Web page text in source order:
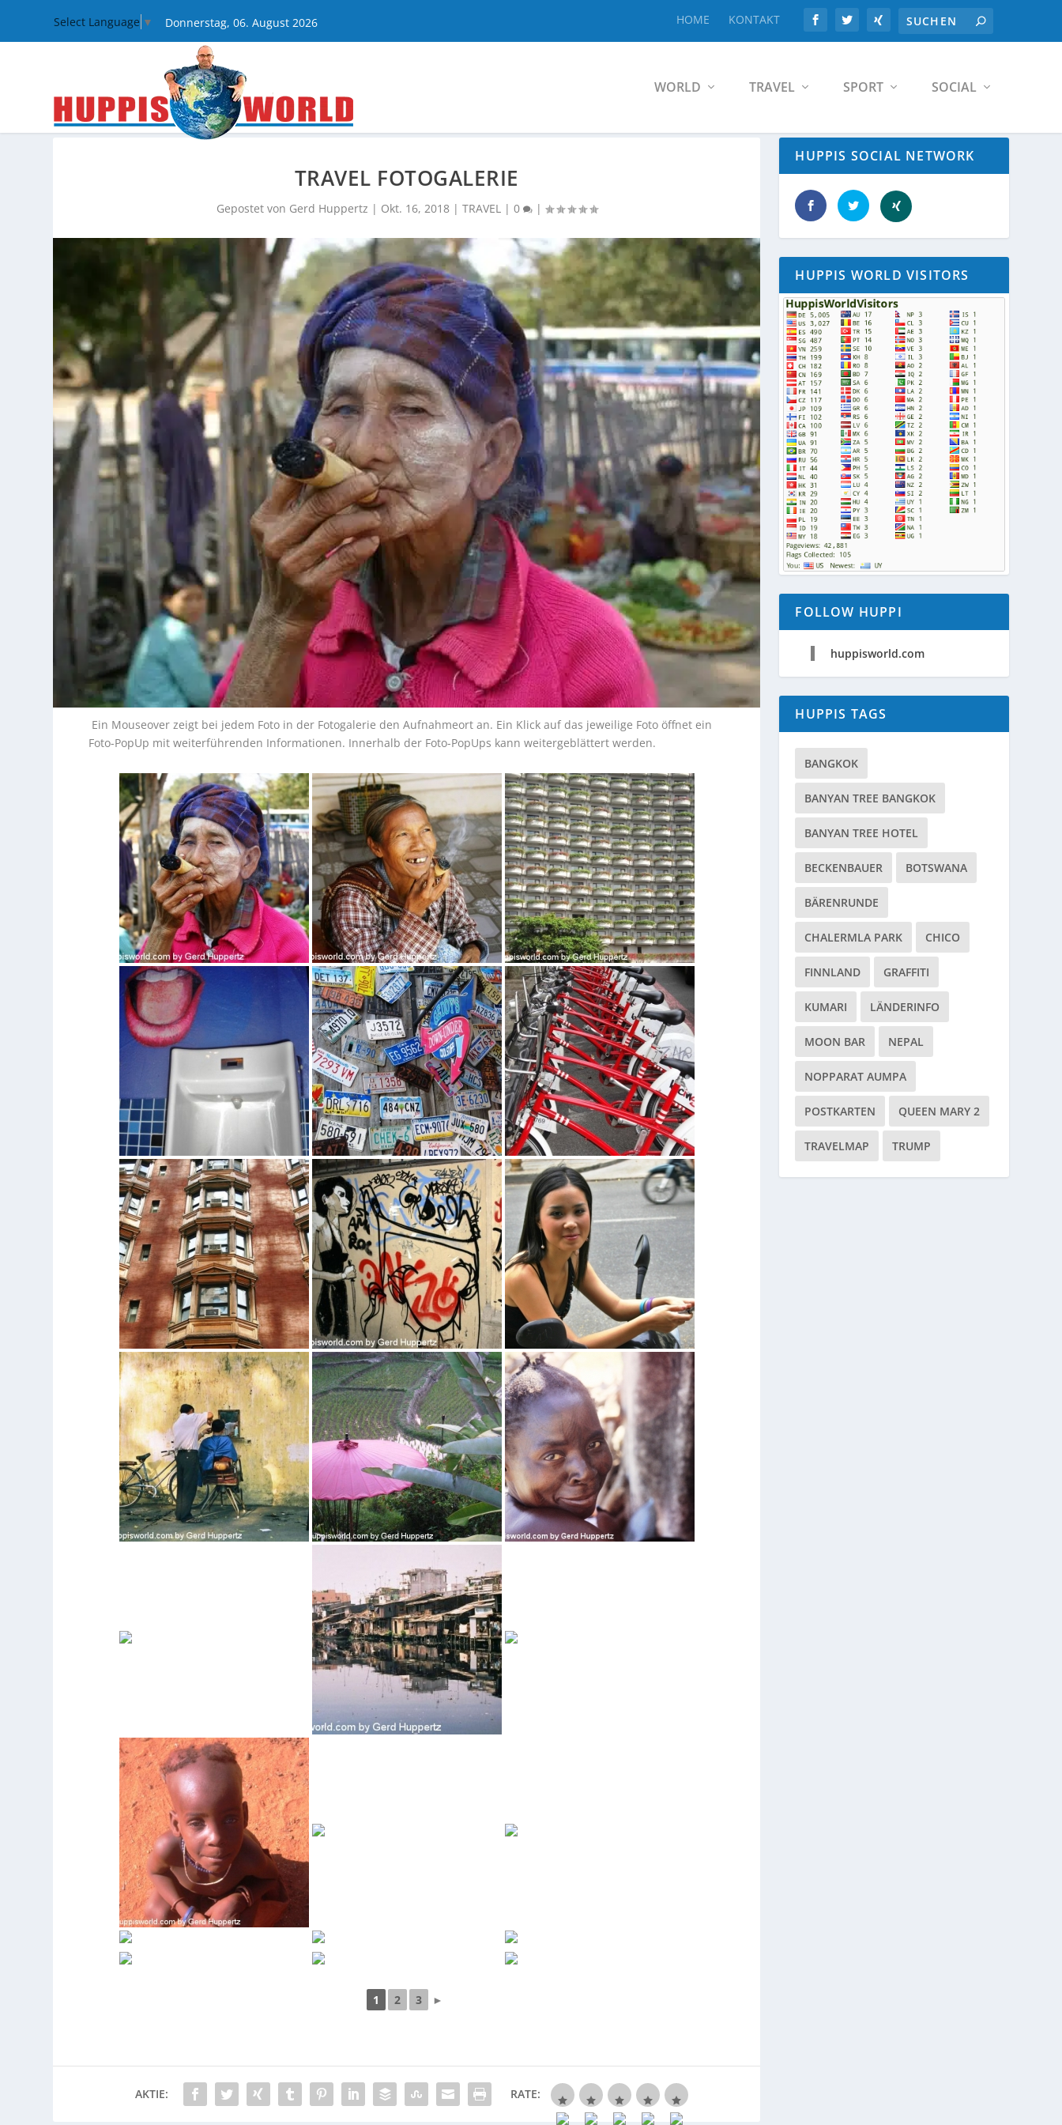
Select Language ▼ Donnerstag, 06. August 2026 HOME KONTAKT
WORLD TRAVEL SPORT SOCIAL
TRAVEL FOTOGALERIE
Gepostet von Gerd Huppertz | Okt. 16, 2018| TRAVEL| 0 |
Ein Mouseover zeigt bei jedem Foto in der Fotogalerie den Aufnahmeort an. Ein Klick auf das jeweilige Foto öffnet ein
Foto-PopUp mit weiterführenden Informationen. Innerhalb der Foto-PopUps kann weitergeblättert werden.
1 2 3 ►
AKTIE: RATE:
HUPPIS SOCIAL NETWORK
HUPPIS WORLD VISITORS
FOLLOW HUPPI
huppisworld.com
HUPPIS TAGS
BANGKOK
BANYAN TREE BANGKOK
BANYAN TREE HOTEL
BECKENBAUER BOTSWANA
BÄRENRUNDE
CHALERMLA PARK CHICO
FINNLAND GRAFFITI
KUMARI LÄNDERINFO
MOON BAR NEPAL
NOPPARAT AUMPA
POSTKARTEN QUEEN MARY 2
TRAVELMAP TRUMP